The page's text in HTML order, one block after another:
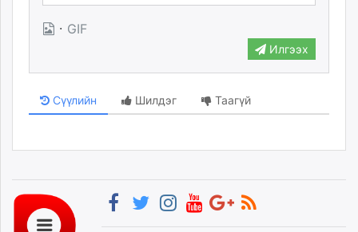
· GIF
Илгээх
Сүүлийн Шилдэг Таагүй